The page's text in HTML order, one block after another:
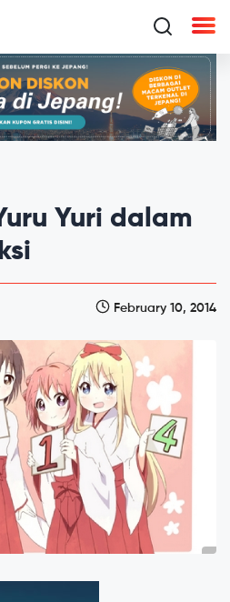
Yuri dalam
February 10, 2014